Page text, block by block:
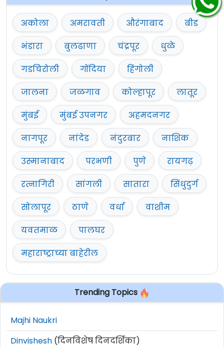
अकोला अमरावती औरंगाबाद
बीड
भंडारा
बुलढाणा चंद्रपूर
धुळे
गडचिरोली
गोंदिया
हिंगोली
जालना
जळगाव कोल्हापूर
लातूर
मुंबई
मुंबई उपनगर
अहमदनगर
नागपूर
नांदेड नंदुरबार
नाशिक
उस्मानाबाद
परभणी पुणे
रायगढ़
रत्नागिरी
सांगली सातारा
सिंधुदुर्ग
सोलापूर
ठाणे वर्धा
वाशीम
यवतमाळ
पालघर
महाराष्ट्राच्या बाहेरील
Trending Topics
Majhi Naukri
Dinvishesh (दिनविशेष दिनदर्शिका)